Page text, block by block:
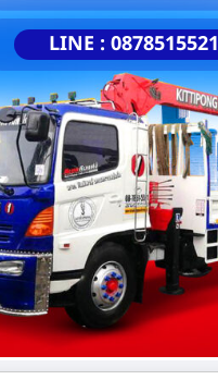
LINE : 0878515521